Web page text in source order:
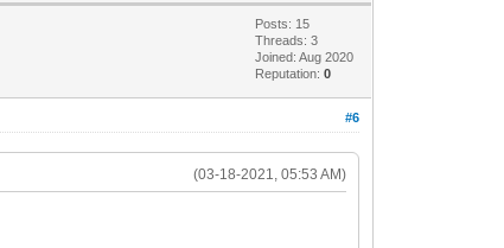
Posts: 15
Threads: 3
Joined: Aug 2020
Reputation:0
#6
(03-18-2021, 05:53 AM)